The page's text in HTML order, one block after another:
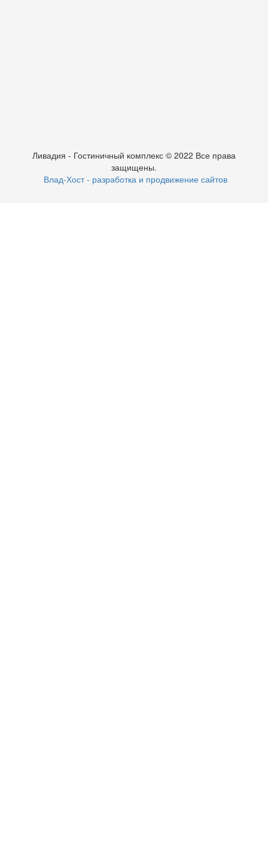
Ливадия - Гостиничный комплекс © 2022 Все права
защищены.
Влад-Хост - разработка и продвижение сайтов